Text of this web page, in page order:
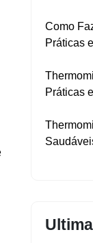
Como
Práticas
Práticas